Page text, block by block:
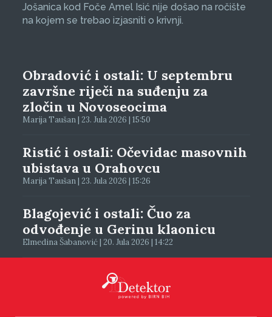
Jošanica kod Foče Amel Isić nije došao na ročište
na kojem se trebao izjasniti o krivnji.
Obradović i ostali: U septembru
završne riječi na suđenju za
zločin u Novoseocima
Marija Taušan | 23. Jula 2026 | 15:50
Ristić i ostali: Očevidac masovnih
ubistava u Orahovcu
Marija Taušan | 23. Jula 2026 | 15:26
Blagojević i ostali: Čuo za
odvođenje u Gerinu klaonicu
Elmedina Šabanović | 20. Jula 2026 | 14:22